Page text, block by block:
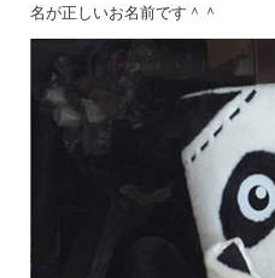
名が正しいお名前です＾＾